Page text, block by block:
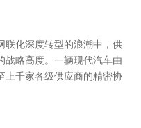
联化深度转型的浪潮中，供
战略高度。一辆现代汽车由
上千家各级供应商的精密协